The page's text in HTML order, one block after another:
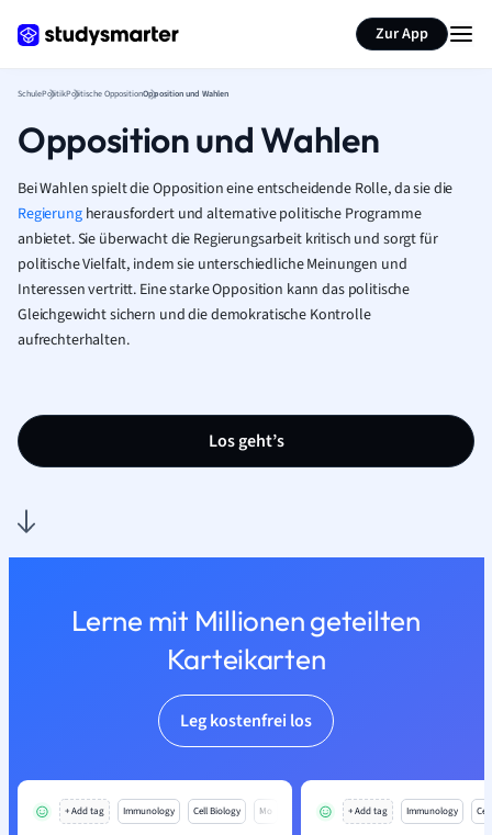
Zur App
SchulePolitikPolitische OppositionOpposition und Wahlen
Opposition und Wahlen
Bei Wahlen spielt die Opposition eine entscheidende Rolle, da sie die
Regierungherausfordert und alternative politische Programme
anbietet. Sie überwacht die Regierungsarbeit kritisch und sorgt für
politische Vielfalt, indem sie unterschiedliche Meinungen und
Interessen vertritt. Eine starke Opposition kann das politische
Gleichgewicht sichern und die demokratische Kontrolle
aufrechterhalten.
Los geht’s
Lerne mit Millionen geteilten
Karteikarten
Leg kostenfrei los
+ Add tag Immunology Cell Biology Mo + Add tag Immunology
Seite zusammenfassen